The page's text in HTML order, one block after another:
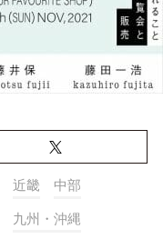
近畿 中部
九州・沖縄